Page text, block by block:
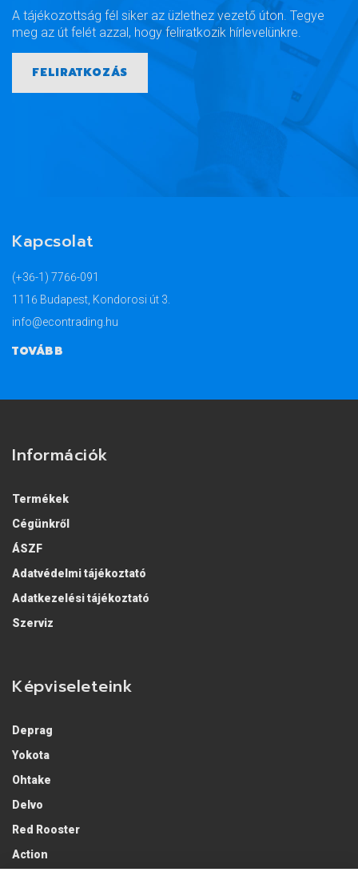
A tájékozottság fél siker az üzlethez vezető úton. Tegye
meg az út felét azzal, hogy feliratkozik hírlevelünkre.
FELIRATKOZÁS
Kapcsolat
(+36-1) 7766-091
1116 Budapest, Kondorosi út 3.
info@econtrading.hu
TOVÁBB
Információk
Termékek
Cégünkről
ÁSZF
Adatvédelmi tájékoztató
Adatkezelési tájékoztató
Szerviz
Képviseleteink
Deprag
Yokota
Ohtake
Delvo
Red Rooster
Action